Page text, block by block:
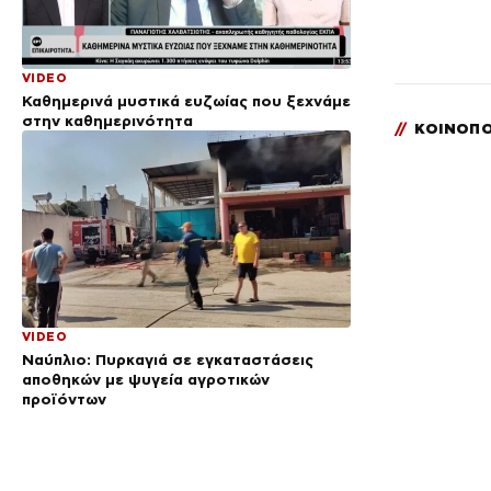
VIDEO
Καθημερινά μυστικά ευζωίας που ξεχνάμε
στην καθημερινότητα
VIDEO
Ναύπλιο: Πυρκαγιά σε εγκαταστάσεις
αποθηκών με ψυγεία αγροτικών
προϊόντων
//